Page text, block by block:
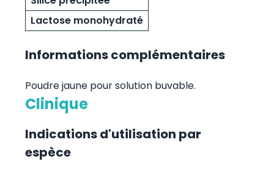
Lactose monohydraté
Informations complémentaires
Poudre jaune pour solution buvable.
Clinique
Indications d'utilisation par
espèce